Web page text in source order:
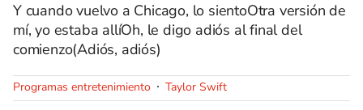
Y cuando vuelvo a Chicago, lo sientoOtra versión de
mí, yo estaba allíOh, le digo adiós al final del
comienzo(Adiós, adiós)
Programas entretenimiento Taylor Swift